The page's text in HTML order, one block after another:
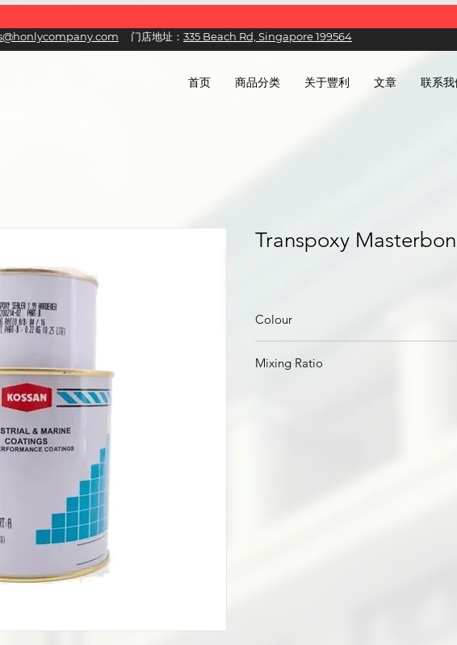
门店地址： 335 Beach Rd, Singapore 199564
首页 商品分类 关于豐利 文章 联系我
Transpoxy
Colour
Mixing Ratio